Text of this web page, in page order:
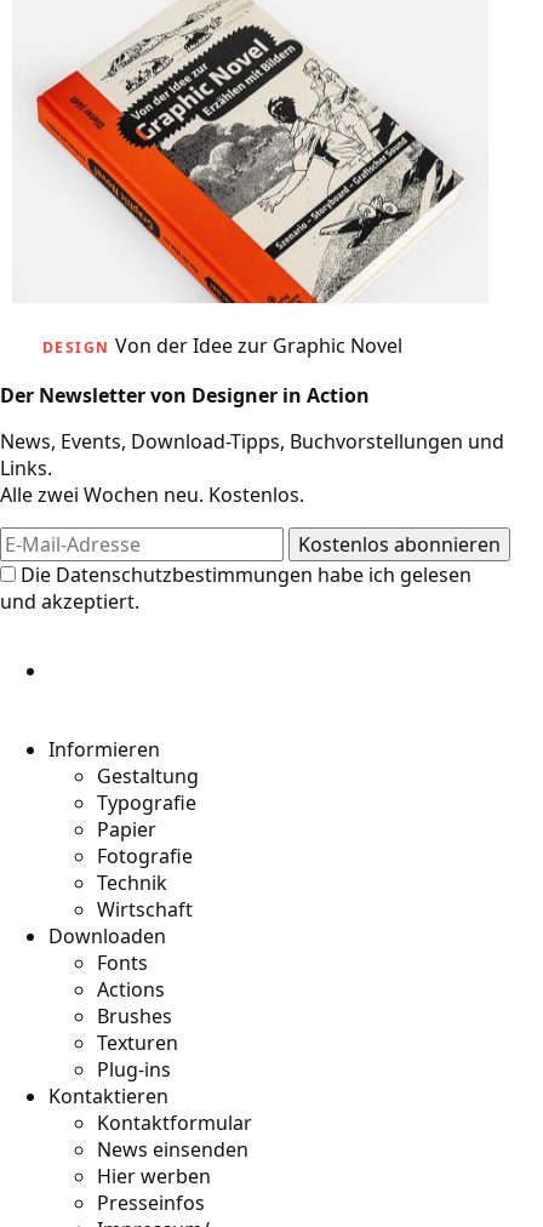
DESIGN Von der Idee zur Graphic Novel
Der Newsletter von Designer in Action
News, Events, Download-Tipps, Buchvorstellungen und
Links.
Alle zwei Wochen neu. Kostenlos.
Die Datenschutzbestimmungen habe ich gelesen
und akzeptiert.
Informieren
Gestaltung
Typografie
Papier
Fotografie
Technik
Wirtschaft
Downloaden
Fonts
Actions
Brushes
Texturen
Plug-ins
Kontaktieren
Kontaktformular
News einsenden
Hier werben
Presseinfos